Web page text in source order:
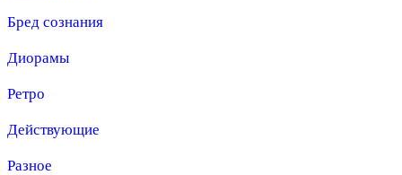
Бред сознания
Диорамы
Ретро
Действующие
Разное